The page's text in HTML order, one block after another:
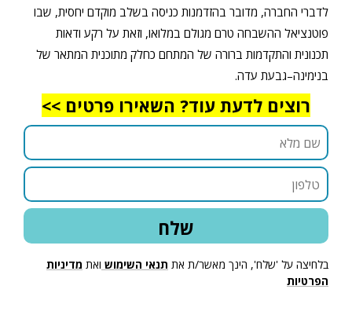
לדברי החברה, מדובר בהזדמנות כניסה בשלב מוקדם יחסית, שבו
פוטנציאל ההשבחה טרם מגולם במלואו, וזאת על רקע ודאות
תכנונית והתקדמות ברורה של המתחם כחלק מתוכנית המתאר של
בנימינה–גבעת עדה.
רוצים לדעת עוד? השאירו פרטים >>
בלחיצה על 'שלח', הינך מאשר/ת את תנאי השימוש ואת מדיניות
הפרטיות